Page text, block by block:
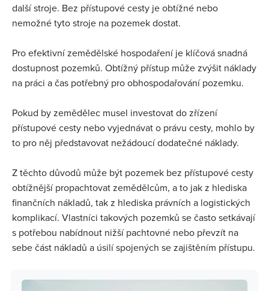
další stroje. Bez přístupové cesty je obtížné nebo
nemožné tyto stroje na pozemek dostat.
Pro efektivní zemědělské hospodaření je klíčová snadná
dostupnost pozemků. Obtížný přístup může zvýšit náklady
na práci a čas potřebný pro obhospodařování pozemku.
Pokud by zemědělec musel investovat do zřízení
přístupové cesty nebo vyjednávat o právu cesty, mohlo by
to pro něj představovat nežádoucí dodatečné náklady.
Z těchto důvodů může být pozemek bez přístupové cesty
obtížnější propachtovat zemědělcům, a to jak z hlediska
finančních nákladů, tak z hlediska právních a logistických
komplikací. Vlastníci takových pozemků se často setkávají
s potřebou nabídnout nižší pachtovné nebo převzít na
sebe část nákladů a úsilí spojených se zajištěním přístupu.